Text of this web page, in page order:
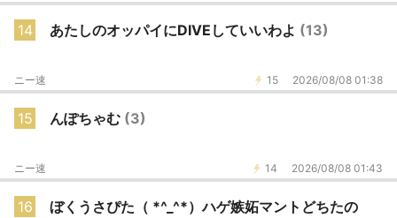
14 あたしのオッパイにDIVEしていいわよ (13)
15 2026/08/08 01:38
ニー速
15 んぽちゃむ (3)
14 2026/08/08 01:43
ニー速
16
ぼくうさぴた（ *^_^*）ハゲ嫉妬マントどちたの